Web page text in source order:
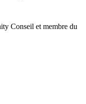
Conseil et membre du